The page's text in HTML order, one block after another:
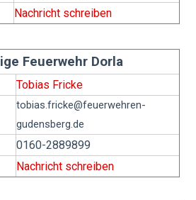
Nachricht schreiben
Feuerwehr Dorla
Tobias Fricke
tobias.fricke@feuerwehren-
gudensberg.de
0160-2889899
Nachricht schreiben